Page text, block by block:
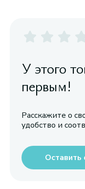
У этого
первым!
Расскажите о
удобство и
Оставить